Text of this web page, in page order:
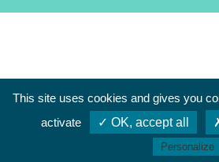
This site uses cookies and gives you
activate
✓ OK, accept all
Personalize